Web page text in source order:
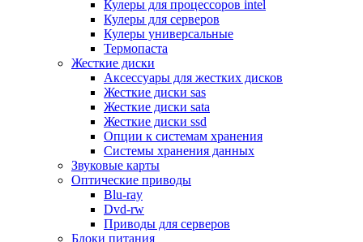
Микрофоны
Элементы питания, батарейки
Портмоне, боксы, стойки для дисков
Презентеры
Виртуальные очки
Аксессуары и опции для ноутбуков
Клавиатуры для ноутбуков
Сумки
Адаптеры и зарядные устройства
Подставки
Док станции, порт репликаторы
Батареи
Разное
Носители информации
Внешние жесткие диски
Карты памяти
Кулеры для процессоров intel
Кулеры для серверов
Кулеры универсальные
Термопаста
Жесткие диски
Аксессуары для жестких дисков
Жесткие диски sas
Жесткие диски sata
Жесткие диски ssd
Опции к системам хранения
Системы хранения данных
Звуковые карты
Оптические приводы
Blu-ray
Dvd-rw
Приводы для серверов
Блоки питания